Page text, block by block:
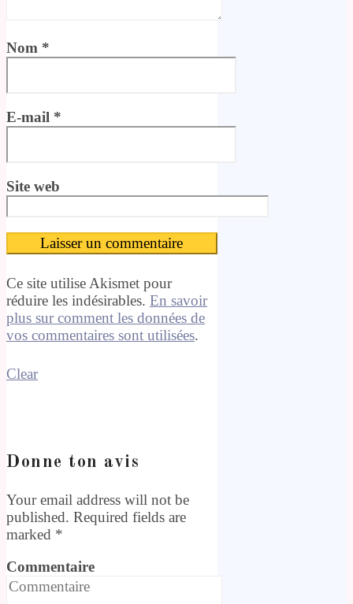
Nom *
E-mail *
Site web
Ce site utilise Akismet pour
réduire les indésirables. En savoir
plus sur comment les données de
vos commentaires sont utilisées.
Clear
Donne ton avis
Your email address will not be
published. Required fields are
marked *
Commentaire